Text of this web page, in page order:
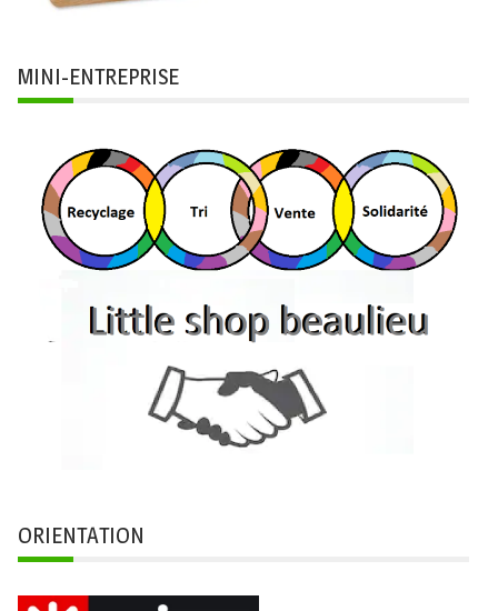
MINI-ENTREPRISE
ORIENTATION